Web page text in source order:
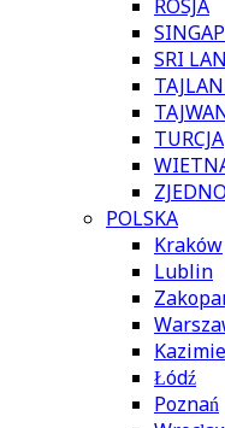
ROSJA
SRI
TURCJA
POLSKA
Kraków
Lublin
Łódź
Poznań